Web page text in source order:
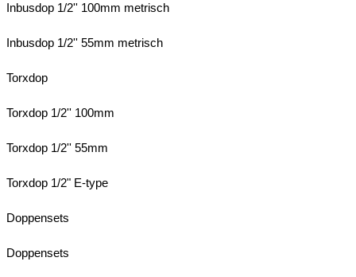
Inbusdop 1/2'' 100mm metrisch
Inbusdop 1/2'' 55mm metrisch
Torxdop
Torxdop 1/2'' 100mm
Torxdop 1/2'' 55mm
Torxdop 1/2" E-type
Doppensets
Doppensets